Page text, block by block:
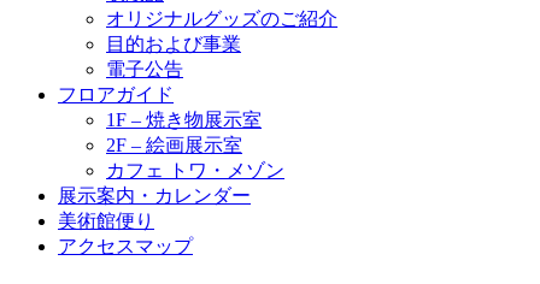
オリジナルグッズのご紹介
目的および事業
電子公告
フロアガイド
1F – 焼き物展示室
2F – 絵画展示室
カフェ トワ・メゾン
展示案内・カレンダー
美術館便り
アクセスマップ